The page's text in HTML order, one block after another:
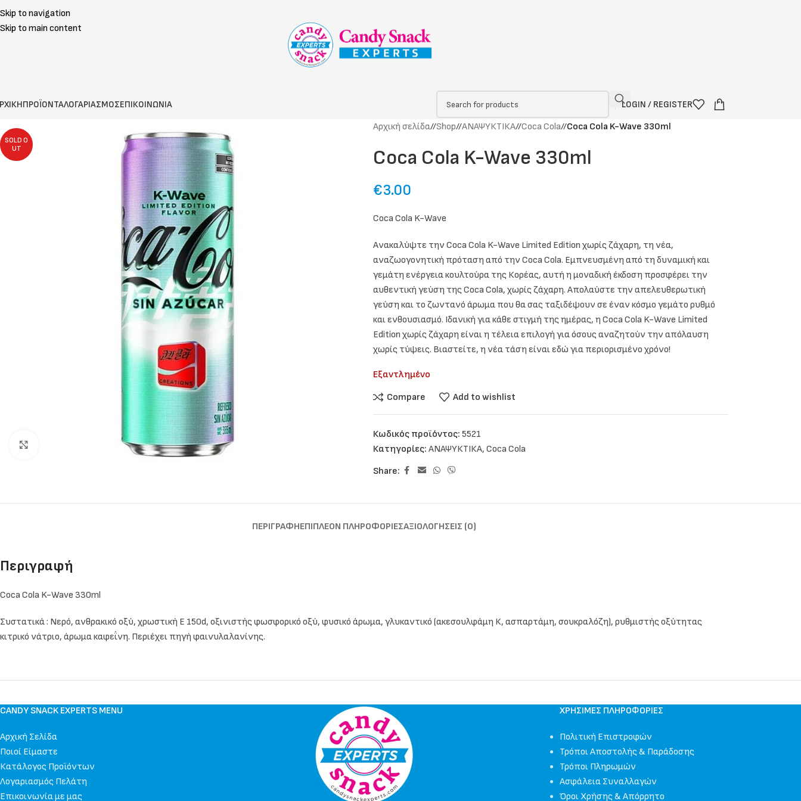
Skip to navigation
Skip to main content
ΠΡΟΪΟΝΤΑΛΟΓΑΡΙΑΣΜΟΣΕΠΙΚΟΙΝΩΝΙΑ LOGIN / REGISTER
SOLD O
UT
Αρχική σελίδα/ Shop/ ΑΝΑΨΥΚΤΙΚΑ/ Coca Cola/ Coca Cola K-Wave 330ml
Coca Cola K-Wave 330ml
€3.00
Coca Cola K-Wave
Ανακαλύψτε την Coca Cola K-Wave Limited Edition χωρίς ζάχαρη, τη νέα,
αναζωογονητική πρόταση από την Coca Cola. Εμπνευσμένη από τη δυναμική και
γεμάτη ενέργεια κουλτούρα της Κορέας, αυτή η μοναδική έκδοση προσφέρει την
αυθεντική γεύση της Coca Cola, χωρίς ζάχαρη. Απολαύστε την απελευθερωτική
γεύση και το ζωντανό άρωμα που θα σας ταξιδέψουν σε έναν κόσμο γεμάτο ρυθμό
και ενθουσιασμό. Ιδανική για κάθε στιγμή της ημέρας, η Coca Cola K-Wave Limited
Edition χωρίς ζάχαρη είναι η τέλεια επιλογή για όσους αναζητούν την απόλαυση
χωρίς τύψεις. Βιαστείτε, η νέα τάση είναι εδώ για περιορισμένο χρόνο!
Εξαντλημένο
Compare
Add to wishlist
Κωδικός προϊόντος: 5521
Κατηγορίες: ΑΝΑΨΥΚΤΙΚΑ, Coca Cola
Share:
ΠΕΡΙΓΡΑΦΉΕΠΙΠΛΈΟΝ ΠΛΗΡΟΦΟΡΊΕΣΑΞΙΟΛΟΓΉΣΕΙΣ (0)
Περιγραφή
Coca Cola K-Wave 330ml
Συστατικά : Νερό, ανθρακικό οξύ, χρωστική E 150d, οξινιστής φωσφορικό οξύ, φυσικό άρωμα, γλυκαντικό (ακεσουλφάμη Κ, ασπαρτάμη, σουκραλόζη), ρυθμιστής οξύτητας
κιτρικό νάτριο, άρωμα καφεΐνη. Περιέχει πηγή φαινυλαλανίνης.
CANDY SNACK EXPERTS MENU
Αρχική Σελίδα
Ποιοί Είμαστε
Κατάλογος Προϊόντων
Λογαριασμός Πελάτη
Επικοινωνία με μας
ΧΡΉΣΙΜΕΣ ΠΛΗΡΟΦΟΡΊΕΣ
Πολιτική Επιστροφών
Τρόποι Αποστολής & Παράδοσης
Τρόποι Πληρωμών
Ασφάλεια Συναλλαγών
Όροι Χρήσης & Απόρρητο